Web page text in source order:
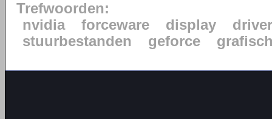
Trefwoorden:
nvidia
forceware display
driver
stuurbestanden
geforce